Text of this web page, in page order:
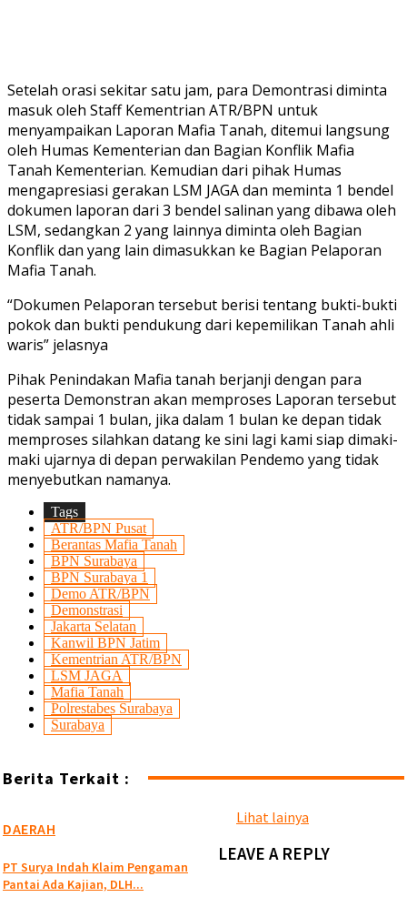
Setelah orasi sekitar satu jam, para Demontrasi diminta
masuk oleh Staff Kementrian ATR/BPN untuk
menyampaikan Laporan Mafia Tanah, ditemui langsung
oleh Humas Kementerian dan Bagian Konflik Mafia
Tanah Kementerian. Kemudian dari pihak Humas
mengapresiasi gerakan LSM JAGA dan meminta 1 bendel
dokumen laporan dari 3 bendel salinan yang dibawa oleh
LSM, sedangkan 2 yang lainnya diminta oleh Bagian
Konflik dan yang lain dimasukkan ke Bagian Pelaporan
Mafia Tanah.
“Dokumen Pelaporan tersebut berisi tentang bukti-bukti
pokok dan bukti pendukung dari kepemilikan Tanah ahli
waris” jelasnya
Pihak Penindakan Mafia tanah berjanji dengan para
peserta Demonstran akan memproses Laporan tersebut
tidak sampai 1 bulan, jika dalam 1 bulan ke depan tidak
memproses silahkan datang ke sini lagi kami siap dimaki-
maki ujarnya di depan perwakilan Pendemo yang tidak
menyebutkan namanya.
Tags
ATR/BPN Pusat
Berantas Mafia Tanah
BPN Surabaya
BPN Surabaya 1
Demo ATR/BPN
Demonstrasi
Jakarta Selatan
Kanwil BPN Jatim
Kementrian ATR/BPN
LSM JAGA
Mafia Tanah
Polrestabes Surabaya
Surabaya
Berita Terkait :
DAERAH
PT Surya Indah Klaim Pengaman
Pantai Ada Kajian, DLH...
Lihat lainya
LEAVE A REPLY